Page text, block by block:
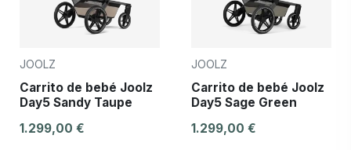
JOOLZ
Carrito de bebé Joolz
Day5 Sandy Taupe
1.299,00 €
JOOLZ
Carrito de bebé Joolz
Day5 Sage Green
1.299,00 €